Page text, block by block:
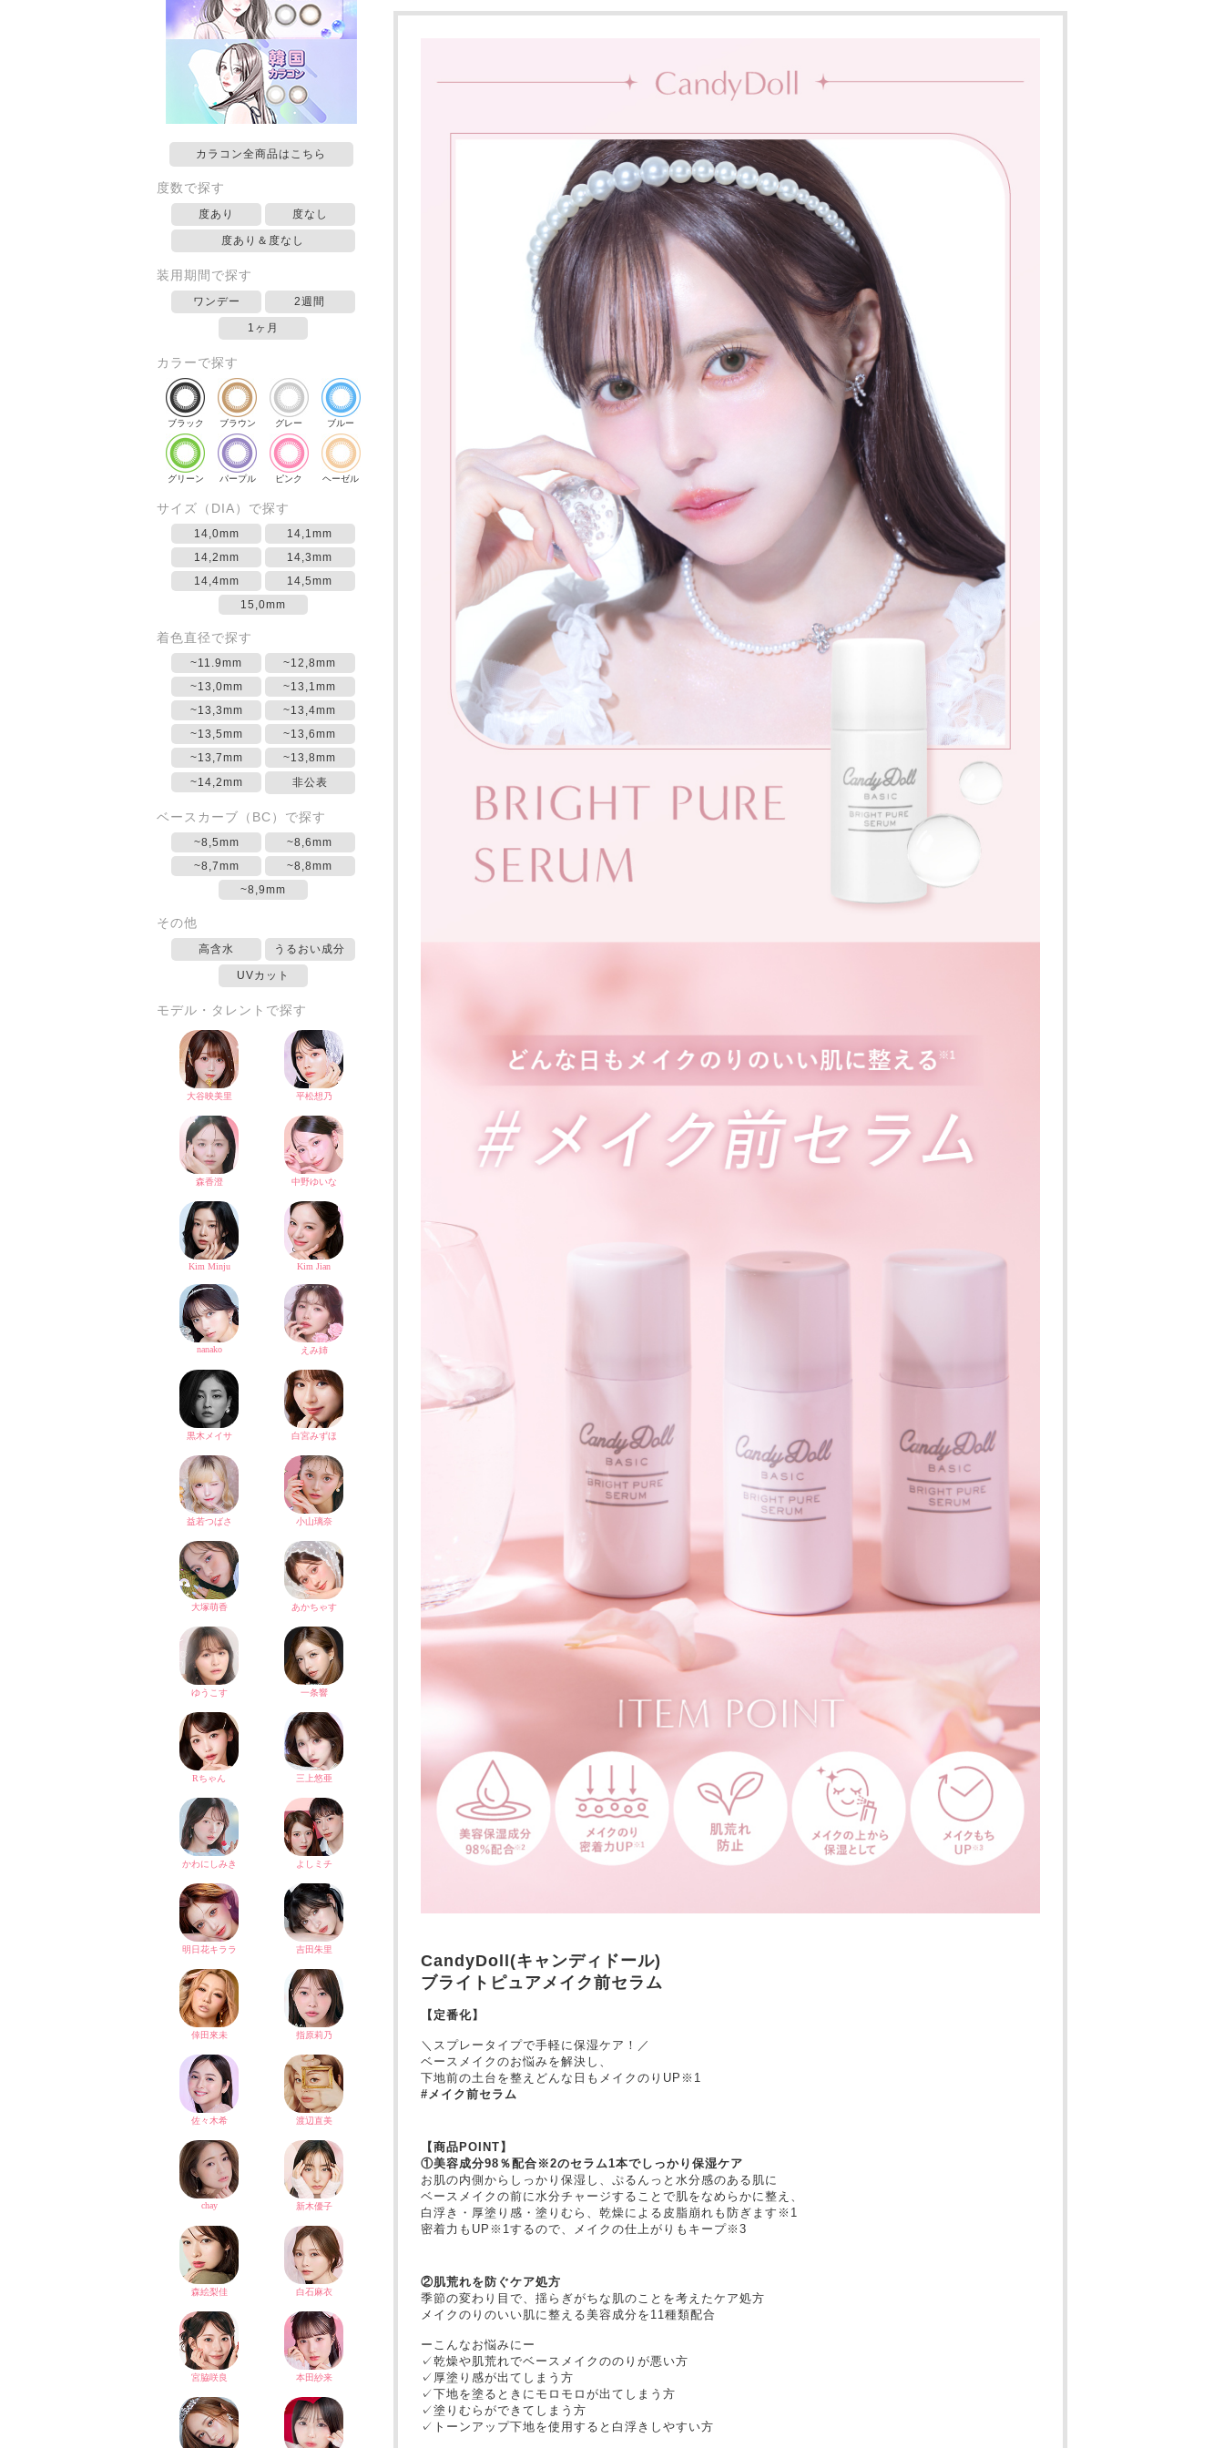
カラコン全商品はこちら
度数で探す
度あり 度なし
度あり＆度なし
装用期間で探す
ワンデー 2週間
1ヶ月
カラーで探す
ブラック ブラウン グレー ブルー
グリーン パープル ピンク ヘーゼル
サイズ（DIA）で探す
14,0mm
14,1mm
14,2mm
14,3mm
14,4mm
14,5mm
15,0mm
着色直径で探す
~11.9mm
~12,8mm
~13,0mm
~13,1mm
~13,3mm
~13,4mm
~13,5mm
~13,6mm
~13,7mm
~13,8mm
~14,2mm
非公表
ベースカーブ（BC）で探す
~8,5mm
~8,6mm
~8,7mm
~8,8mm
~8,9mm
その他
高含水 うるおい成分
UVカット
モデル・タレントで探す
CandyDoll(キャンディドール)
ブライトピュアメイク前セラム
【定番化】
＼スプレータイプで手軽に保湿ケア！／
ベースメイクのお悩みを解決し、
下地前の土台を整えどんな日もメイクのりUP※1
#メイク前セラム
【商品POINT】
①美容成分98％配合※2のセラム1本でしっかり保湿ケア
お肌の内側からしっかり保湿し、ぷるんっと水分感のある肌に
ベースメイクの前に水分チャージすることで肌をなめらかに整え、
白浮き・厚塗り感・塗りむら、乾燥による皮脂崩れも防ぎます※1
密着力もUP※1するので、メイクの仕上がりもキープ※3
②肌荒れを防ぐケア処方
季節の変わり目で、揺らぎがちな肌のことを考えたケア処方
メイクのりのいい肌に整える美容成分を11種類配合
ーこんなお悩みにー
✓乾燥や肌荒れでベースメイクののりが悪い方
✓厚塗り感が出てしまう方
✓下地を塗るときにモロモロが出てしまう方
✓塗りむらができてしまう方
✓トーンアップ下地を使用すると白浮きしやすい方